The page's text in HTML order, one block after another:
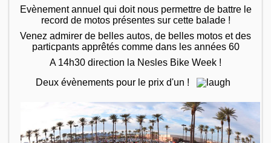
Evènement annuel qui doit nous permettre de battre le
record de motos présentes sur cette balade !
Venez admirer de belles autos, de belles motos et des
particpants apprêtés comme dans les années 60
A 14h30 direction la Nesles Bike Week !
Deux évènements pour le prix d'un !